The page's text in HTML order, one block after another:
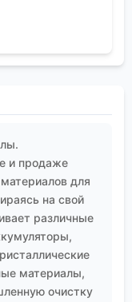
и продаже
для
на свой
различные
материалы,
очистку